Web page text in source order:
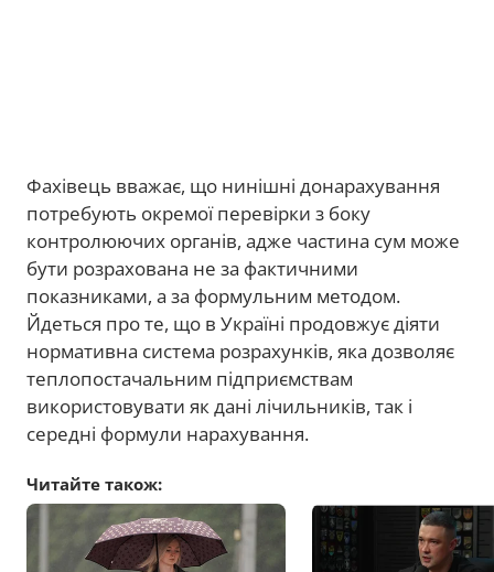
Фахівець вважає, що нинішні донарахування
потребують окремої перевірки з боку
контролюючих органів, адже частина сум може
бути розрахована не за фактичними
показниками, а за формульним методом.
Йдеться про те, що в Україні продовжує діяти
нормативна система розрахунків, яка дозволяє
теплопостачальним підприємствам
використовувати як дані лічильників, так і
середні формули нарахування.
Читайте також: